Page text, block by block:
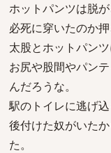
ホットパンツは脱
必死に穿いたのか
太股とホットパン
お尻や股間やパン
んだろうな。
駅のトイレに逃げ込
後付けた奴がいた
た。